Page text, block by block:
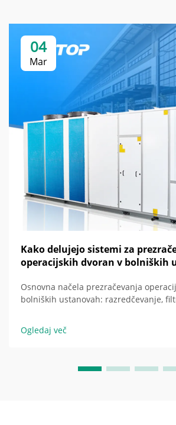
04
Mar
Kako delujejo sistemi za
operacijskih dvoran v bolniških
Osnovna načela prezračevanja
bolniških ustanovah: razredčevanje,
operacijske dvorane v bolniških
tri glavne pristope za ohranjanje
Ogledaj več